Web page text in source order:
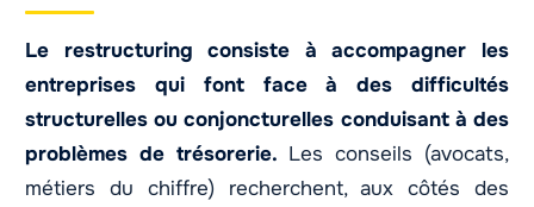
Le restructuring consiste à accompagner les
entreprises qui font face à des difficultés
structurelles ou conjoncturelles conduisant à des
problèmes de trésorerie. Les conseils (avocats,
métiers du chiffre) recherchent, aux côtés des